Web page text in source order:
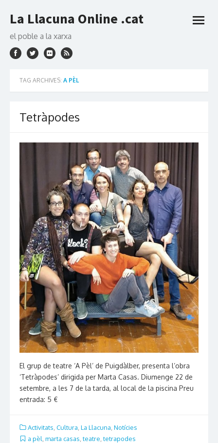
to
La Llacuna Online .cat
el poble a la xarxa
open
TAG ARCHIVES: A PÈL
Tetràpodes
El grup de teatre ‘A Pèl’ de Puigdàlber, presenta l’obra
‘Tetràpodes’ dirigida per Marta Casas. Diumenge 22 de
setembre, a les 7 de la tarda, al local de la piscina Preu
entrada: 5 €
Activitats Cultura La Llacuna Notícies
a pèl marta casas ,teatre ,tetrapodes